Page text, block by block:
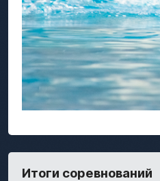
Итоги соревнований